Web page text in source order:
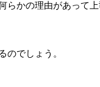
かの理由があって上
のでしょう。